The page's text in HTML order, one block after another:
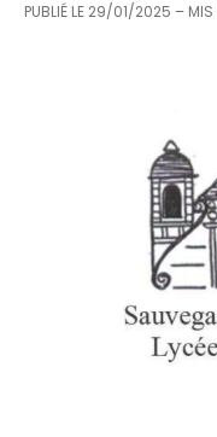
PUBLIÉ LE 29/01/2025 – MIS